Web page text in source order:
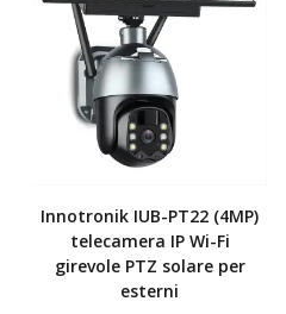
Innotronik IUB-PT22 (4MP)
telecamera IP Wi-Fi
girevole PTZ solare per
esterni